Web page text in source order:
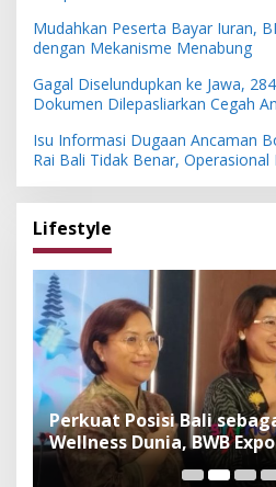
Mudahkan Peserta Bayar Iuran,
dengan Mekanisme Menabung
Gagal Diselundupkan ke Jawa,
Dokumen Dilepasliarkan Cegah
Isu Informasi Dugaan Ancaman
Rai Bali Tidak Benar,
Lifestyle
Perkuat Posisi Bali
Wellness Dunia, BWB
Exhibitor Nasional dan